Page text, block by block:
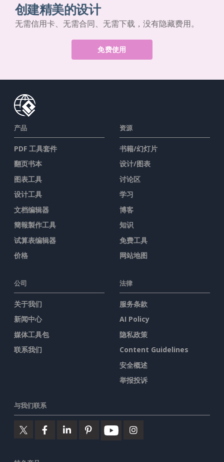
创建精美的设计
无需信用卡、无需合同、无需下载，没有隐藏费用。
免费使用
产品
PDF 工具套件
翻页书本
图表工具
设计工具
文档编辑器
簡報製作工具
试算表编辑器
价格
资源
书籍/幻灯片
设计/图表
讨论区
学习
博客
知识
免费工具
网站地图
公司
关于我们
新闻中心
媒体工具包
联系我们
法律
服务条款
AI Policy
隐私政策
Content Guidelines
安全概述
举报投诉
与我们联系